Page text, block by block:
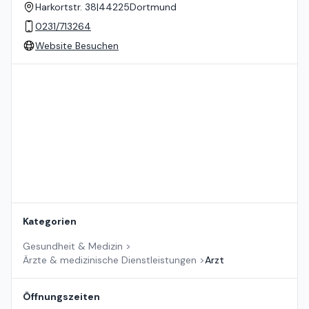
Harkortstr. 38|44225Dortmund
0231/713264
Website Besuchen
Kategorien
Gesundheit & Medizin >
Ärzte & medizinische Dienstleistungen >Arzt
Öffnungszeiten